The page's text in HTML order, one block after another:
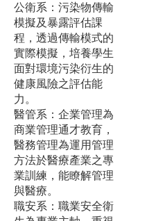
公衛系：污染物傳輸
模擬及暴露評估課
程，透過傳輸模式的
實際模擬，培養學生
面對環境污染衍生的
健康風險之評估能
力。
醫管系：企業管理為
商業管理通才教育，
醫務管理為運用管理
方法於醫療產業之專
業訓練，能瞭解管理
與醫療。
職安系：職業安全衛